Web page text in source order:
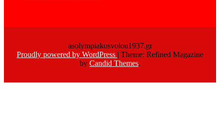
asolympiakosvolou1937.gr
Proudly powered by WordPress
Theme: Refined Magazine
by Candid Themes.